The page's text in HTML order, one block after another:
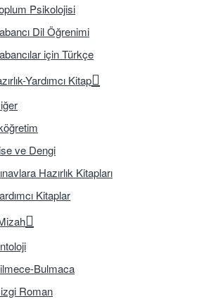
Psikolojisi
Dil Öğrenimi
için Türkçe
Yardımcı Kitap
ve Dengi
Hazırlık Kitapları
Kitaplar
Bulmaca
Roman